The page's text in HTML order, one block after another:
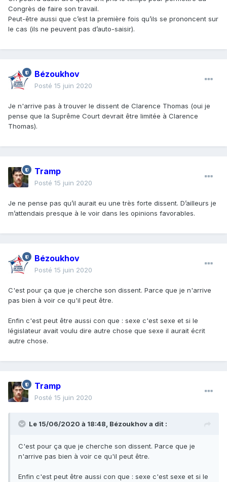
Congrès de faire son travail.
Peut-être aussi que c’est la première fois qu’ils se prononcent sur
le cas (ils ne peuvent pas d’auto-saisir).
Bézoukhov
Posté 15 juin 2020
Je n'arrive pas à trouver le dissent de Clarence Thomas (oui je
pense que la Suprême Court devrait être limitée à Clarence
Thomas).
Tramp
Posté 15 juin 2020
Je ne pense pas qu’il aurait eu une très forte dissent. D’ailleurs je
m’attendais presque à le voir dans les opinions favorables.
Bézoukhov
Posté 15 juin 2020
C'est pour ça que je cherche son dissent. Parce que je n'arrive
pas bien à voir ce qu'il peut être.
Enfin c'est peut être aussi con que : sexe c'est sexe et si le
législateur avait voulu dire autre chose que sexe il aurait écrit
autre chose.
Tramp
Posté 15 juin 2020
Le 15/06/2020 à 18:48, Bézoukhova dit :
C'est pour ça que je cherche son dissent. Parce que je
n'arrive pas bien à voir ce qu'il peut être.
Enfin c'est peut être aussi con que : sexe c'est sexe et si le